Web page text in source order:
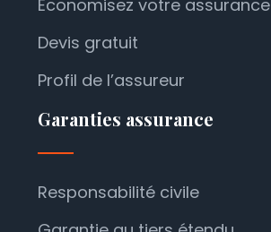
Économisez votre assurance
Devis gratuit
Profil de l’assureur
Garanties assurance
Responsabilité civile